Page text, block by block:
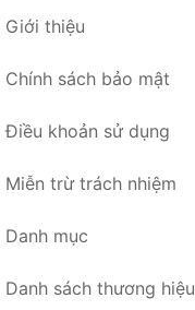
Giới thiệu
Chính sách bảo mật
Điều khoản sử dụng
Miễn trừ trách nhiệm
Danh mục
Danh sách thương hiệu